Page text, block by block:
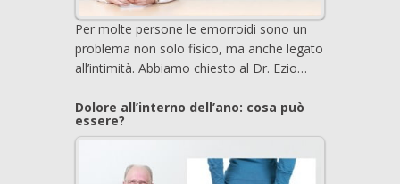
Per molte persone le emorroidi sono un
problema non solo fisico, ma anche legato
all’intimità. Abbiamo chiesto al Dr. Ezio…
Dolore all’interno dell’ano: cosa può
essere?